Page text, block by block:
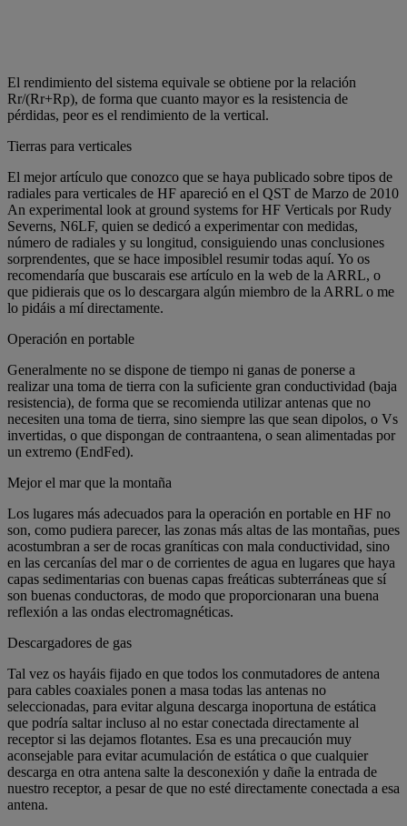
El rendimiento del sistema equivale se obtiene por la relación
Rr/(Rr+Rp), de forma que cuanto mayor es la resistencia de
pérdidas, peor es el rendimiento de la vertical.
Tierras para verticales
El mejor artículo que conozco que se haya publicado sobre tipos de
radiales para verticales de HF apareció en el QST de Marzo de 2010
An experimental look at ground systems for HF Verticals por Rudy
Severns, N6LF, quien se dedicó a experimentar con medidas,
número de radiales y su longitud, consiguiendo unas conclusiones
sorprendentes, que se hace imposiblel resumir todas aquí. Yo os
recomendaría que buscarais ese artículo en la web de la ARRL, o
que pidierais que os lo descargara algún miembro de la ARRL o me
lo pidáis a mí directamente.
Operación en portable
Generalmente no se dispone de tiempo ni ganas de ponerse a
realizar una toma de tierra con la suficiente gran conductividad (baja
resistencia), de forma que se recomienda utilizar antenas que no
necesiten una toma de tierra, sino siempre las que sean dipolos, o Vs
invertidas, o que dispongan de contraantena, o sean alimentadas por
un extremo (EndFed).
Mejor el mar que la montaña
Los lugares más adecuados para la operación en portable en HF no
son, como pudiera parecer, las zonas más altas de las montañas, pues
acostumbran a ser de rocas graníticas con mala conductividad, sino
en las cercanías del mar o de corrientes de agua en lugares que haya
capas sedimentarias con buenas capas freáticas subterráneas que sí
son buenas conductoras, de modo que proporcionaran una buena
reflexión a las ondas electromagnéticas.
Descargadores de gas
Tal vez os hayáis fijado en que todos los conmutadores de antena
para cables coaxiales ponen a masa todas las antenas no
seleccionadas, para evitar alguna descarga inoportuna de estática
que podría saltar incluso al no estar conectada directamente al
receptor si las dejamos flotantes. Esa es una precaución muy
aconsejable para evitar acumulación de estática o que cualquier
descarga en otra antena salte la desconexión y dañe la entrada de
nuestro receptor, a pesar de que no esté directamente conectada a esa
antena.